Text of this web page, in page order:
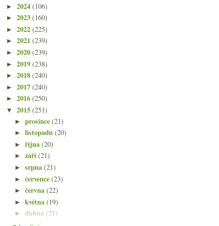
► 2024 (106)
► 2023 (160)
► 2022 (225)
► 2021 (239)
► 2020 (239)
► 2019 (238)
► 2018 (240)
► 2017 (240)
► 2016 (250)
▼ 2015 (251)
►prosince(21)
►listopadu(20)
►října(20)
►září(21)
►srpna(21)
►července(23)
►června(22)
►května(19)
►dubna (21)